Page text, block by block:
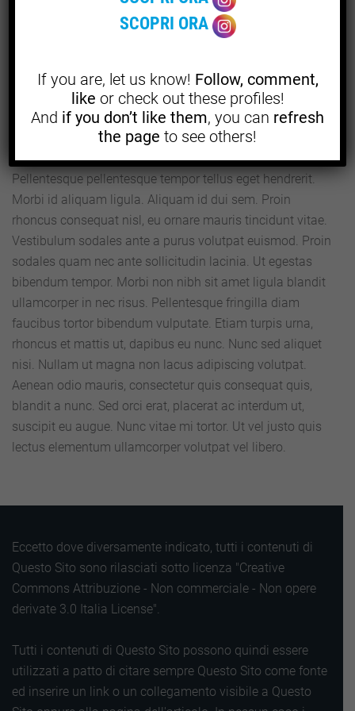
vitae nibh odio, non scelerisque nibh. Vestibulum
Quisque ligulas ipsum, euismod atras vulputate iltricies
etri elit. Class aptent taciti sociosqu ad litora torquent per
conubia nostra, per inceptos himenaeos. Nulla nunc dui,
tristique in semper vel, congue sed ligula. Nam dolor
ligula, faucibus id sodales in, auctor fringilla libero.
Pellentesque pellentesque tempor tellus eget hendrerit.
Morbi id aliquam ligula. Aliquam id dui sem. Proin
rhoncus consequat nisl, eu ornare mauris tincidunt vitae.
Vestibulum sodales ante a purus volutpat euismod. Proin
sodales quam nec ante sollicitudin lacinia. Ut egestas
bibendum tempor. Morbi non nibh sit amet ligula blandit
ullamcorper in nec risus. Pellentesque fringilla diam
faucibus tortor bibendum vulputate. Etiam turpis urna,
rhoncus et mattis ut, dapibus eu nunc. Nunc sed aliquet
nisi. Nullam ut magna non lacus adipiscing volutpat.
Aenean odio mauris, consectetur quis consequat quis,
blandit a nunc. Sed orci erat, placerat ac interdum ut,
suscipit eu augue. Nunc vitae mi tortor. Ut vel justo quis
lectus elementum ullamcorper volutpat vel libero.
Eccetto dove diversamente indicato, tutti i contenuti di
Questo Sito sono rilasciati sotto licenza "Creative
Commons Attribuzione - Non commerciale - Non opere
derivate 3.0 Italia License".
Tutti i contenuti di Questo Sito possono quindi essere
utilizzati a patto di citare sempre Questo Sito come fonte
ed inserire un link o un collegamento visibile a Questo
SCOPRI ORA
If you are, let us know! Follow, comment,
like or check out these profiles!
And if you don’t like them, you can refresh
the page to see others!